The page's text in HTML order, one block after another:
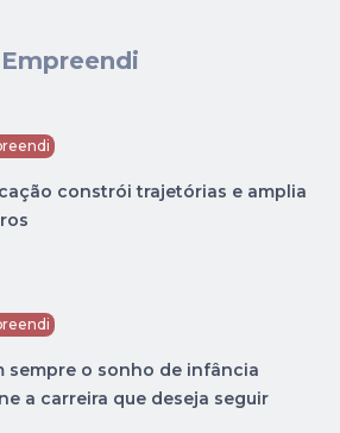
constrói trajetórias e amplia
sempre o sonho de infância
a carreira que deseja seguir